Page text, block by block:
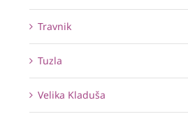
Travnik
Tuzla
Velika Kladuša